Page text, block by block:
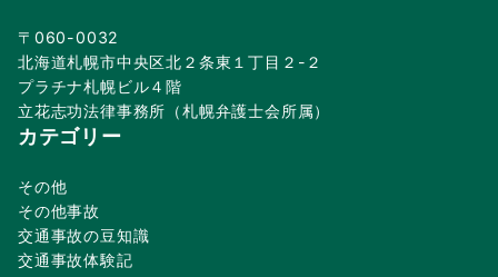
〒060-0032
北海道札幌市中央区北２条東１丁目２-２
プラチナ札幌ビル４階
立花志功法律事務所（札幌弁護士会所属）
カテゴリー
その他
その他事故
交通事故の豆知識
交通事故体験記